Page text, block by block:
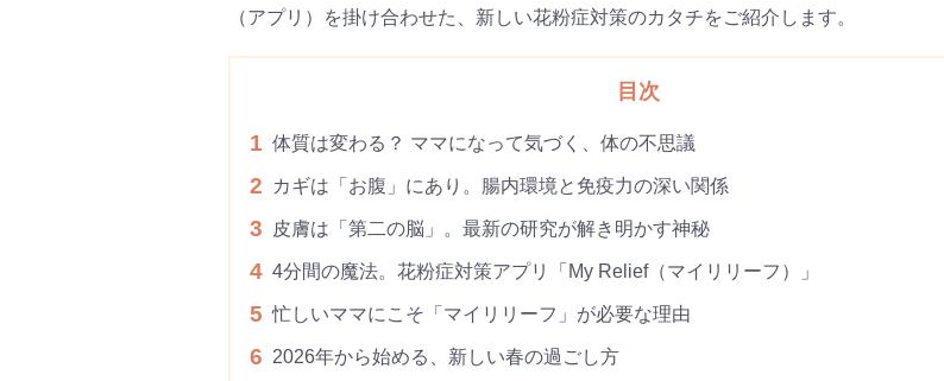
（アプリ）を掛け合わせた、新しい花粉症対策のカタチをご紹介します。
目次
1 体質は変わる？ ママになって気づく、体の不思議
2 カギは「お腹」にあり。腸内環境と免疫力の深い関係
3 皮膚は「第二の脳」。最新の研究が解き明かす神秘
4 4分間の魔法。花粉症対策アプリ「My Relief（マイリリーフ）」
5 忙しいママにこそ「マイリリーフ」が必要な理由
6 2026年から始める、新しい春の過ごし方